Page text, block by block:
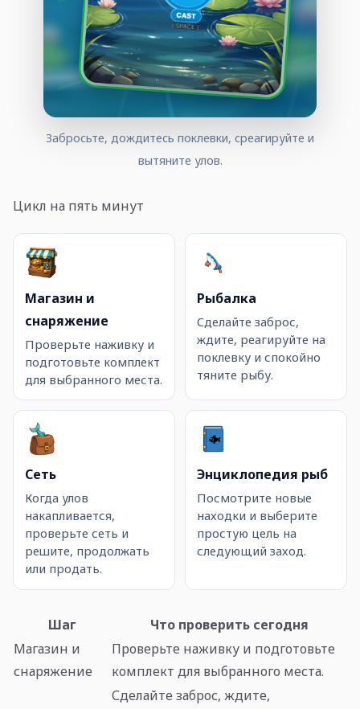
Забросьте, дождитесь поклевки, среагируйте и
вытяните улов.
Цикл на пять минут
Магазин и
снаряжение
Проверьте наживку и
подготовьте комплект
для выбранного места.
Рыбалка
Сделайте заброс,
ждите, реагируйте на
поклевку и спокойно
тяните рыбу.
Сеть
Когда улов
накапливается,
проверьте сеть и
решите, продолжать
или продать.
Энциклопедия рыб
Посмотрите новые
находки и выберите
простую цель на
следующий заход.
Шаг
Что проверить сегодня
Магазин и
снаряжение
Проверьте наживку и подготовьте
комплект для выбранного места.
Сделайте заброс, ждите,